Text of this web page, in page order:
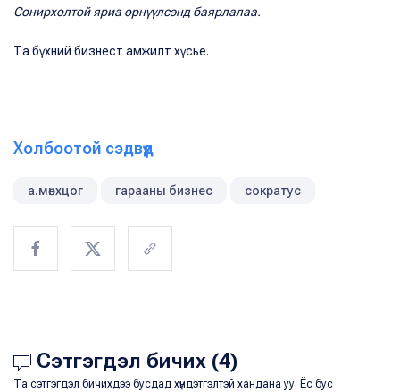
Сонирхолтой яриа өрнүүлсэнд баярлалаа.
Та бүхний бизнест амжилт хүсье.
Холбоотой сэдвүүд
а.мөнхцог гарааны бизнес сократус
Сэтгэгдэл бичих (4)
Та сэтгэгдэл бичихдээ бусдад хүндэтгэлтэй хандана уу. Ёс бус